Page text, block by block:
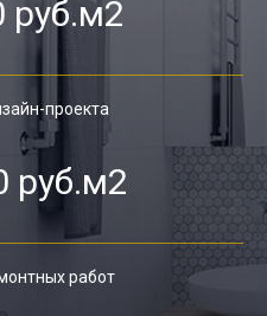
руб.м2
проекта
руб.м2
работ